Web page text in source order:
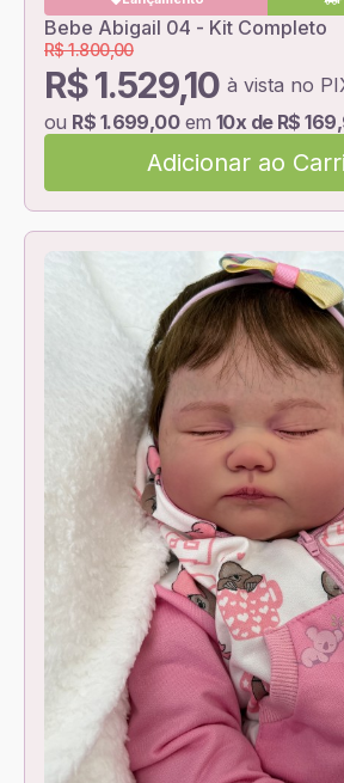
Bebe Abigail 04 - Kit Completo
R$ 1.529,10 à vista no
R$ 1.800,00
ou R$ 1.699,00em 10x de R$
Adicionar ao